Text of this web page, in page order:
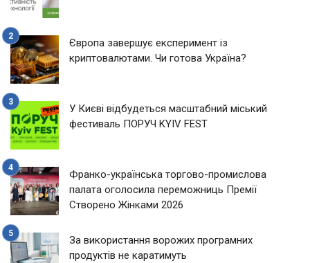
Європа завершує експеримент із
криптовалютами. Чи готова Україна?
У Києві відбудеться масштабний міський
фестиваль ПОРУЧ KYIV FEST
Франко-українська торгово-промислова
палата оголосила переможниць Премії
Створено Жінками 2026
За використання ворожих програмних
продуктів не каратимуть